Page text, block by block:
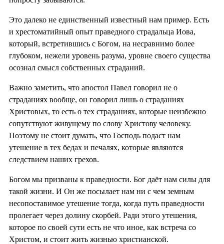
Это далеко не единственный известный нам пример. Есть
и хрестоматийный опыт праведного страдальца Иова,
который, встретившись с Богом, на несравнимо более
глубоком, нежели уровень разума, уровне своего существа
осознал смысл собственных страданий.
Важно заметить, что апостол Павел говорил не о
страданиях вообще, он говорил лишь о страданиях
Христовых, то есть о тех страданиях, которые неизбежно
сопутствуют живущему по слову Христову человеку.
Поэтому не стоит думать, что Господь подаст нам
утешение в тех бедах и печалях, которые являются
следствием наших грехов.
Богом мы призваны к праведности. Бог даёт нам силы для
такой жизни. И Он же посылает нам ни с чем земным
несопоставимое утешение тогда, когда путь праведности
пролегает через долину скорбей. Ради этого утешения,
которое по своей сути есть не что иное, как встреча со
Христом, и стоит жить жизнью христианской.